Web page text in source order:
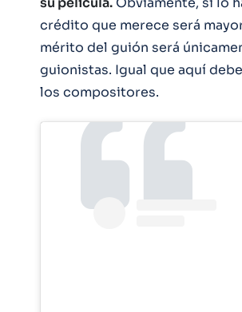
crédito que merece será
mérito del guión será
guionistas. Igual que aquí
los compositores.